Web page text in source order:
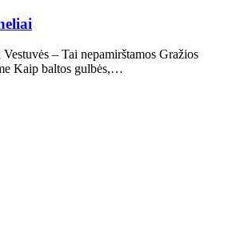
– Tai nepamirštamos Gražios
Kaip baltos gulbės,…